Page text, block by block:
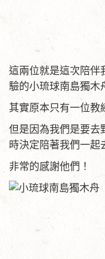
這兩位就是這次陪伴
驗的小琉球南島獨木
其實原本只有一位教
但是因為我們是要去
時決定陪著我們一起
非常的感謝他們！